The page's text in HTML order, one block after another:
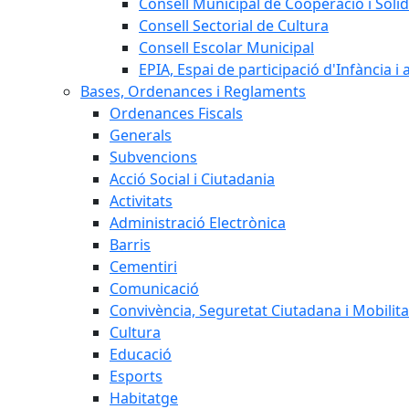
Consell Sectorial de Cultura
Consell Escolar Municipal
EPIA, Espai de participació d'Infància i
Bases, Ordenances i Reglaments
Ordenances Fiscals
Generals
Subvencions
Acció Social i Ciutadania
Activitats
Administració Electrònica
Barris
Cementiri
Comunicació
Convivència, Seguretat Ciutadana i
Cultura
Educació
Esports
Habitatge